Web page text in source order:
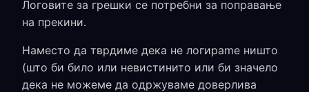
Логовите за грешки се потребни за поправање
на прекини.
Наместо да тврдиме дека не логираme ништо
(што би било или невистинито или би значело
дека не можеме да одржуваме доверлива